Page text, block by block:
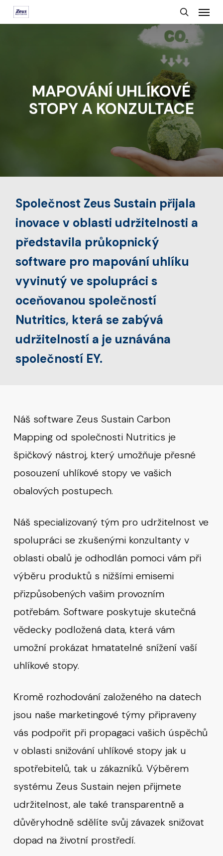
Skip
to
search
Menu
MAPOVÁNÍ UHLÍKOVÉ
STOPY A KONZULTACE
Společnost Zeus Sustain přijala
inovace v oblasti udržitelnosti a
představila průkopnický
software pro mapování uhlíku
vyvinutý ve spolupráci s
oceňovanou společností
Nutritics, která se zabývá
udržitelností a je uznávána
společností EY.
Náš software Zeus Sustain Carbon
Mapping od společnosti Nutritics je
špičkový nástroj, který umožňuje přesné
posouzení uhlíkové stopy ve vašich
obalových postupech.
Náš specializovaný tým pro udržitelnost ve
spolupráci se zkušenými konzultanty v
oblasti obalů je odhodlán pomoci vám při
výběru produktů s nižšími emisemi
přizpůsobených vašim provozním
potřebám. Software poskytuje skutečná
vědecky podložená data, která vám
umožní prokázat hmatatelné snížení vaší
uhlíkové stopy.
Kromě rozhodování založeného na datech
jsou naše marketingové týmy připraveny
vás podpořit při propagaci vašich úspěchů
v oblasti snižování uhlíkové stopy jak u
spotřebitelů, tak u zákazníků. Výběrem
systému Zeus Sustain nejen přijmete
udržitelnost, ale také transparentně a
důvěryhodně sdělíte svůj závazek snižovat
dopad na životní prostředí.